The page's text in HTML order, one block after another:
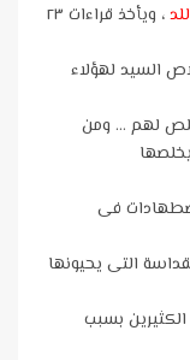
، ويأخذ قراءات ٢٣
عن خلاص السيد لهؤلاء
المخلص لهم … ومن
فى
القداسة التى يحيونها
الكثيرين بسبب